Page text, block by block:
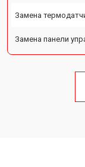
Замена
Замена панели